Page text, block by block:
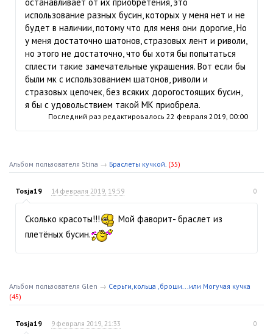
останавливает от их приобретения, это
использование разных бусин, которых у меня нет и не
будет в наличии, потому что для меня они дорогие, Но
у меня достаточно шатонов, стразовых лент и риволи,
но этого не достаточно, что бы хотя бы попытаться
сплести такие замечательные украшения. Вот если бы
были мк с использованием шатонов, риволи и
стразовых цепочек, без всяких дорогостоящих бусин,
я бы с удовольствием такой МК приобрела.
Последний раз редактировалось 22 февраля 2019, 00:00
Альбом пользователя Stina → Браслеты кучкой. (35)
Tosja19 14 февраля 2019, 19:59 0
Сколько красоты!!!
Мой фаворит- браслет из
плетёных бусин.
Альбом пользователя Glen → Серьги,кольца ,броши...или Могучая кучка
(45)
Tosja19 9 февраля 2019, 21:33 0